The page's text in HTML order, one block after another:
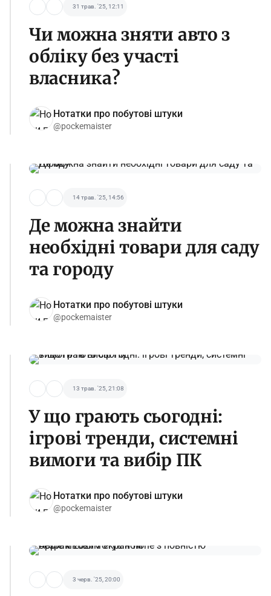
31 трав. '25, 12:11
Чи можна зняти авто з
обліку без участі
власника?
Нотатки про побутові штуки
@pockemaister
14 трав. '25, 14:56
Де можна знайти
необхідні товари для саду
та городу
Нотатки про побутові штуки
@pockemaister
13 трав. '25, 21:08
У що грають сьогодні:
ігрові тренди, системні
вимоги та вибір ПК
Нотатки про побутові штуки
@pockemaister
3 черв. '25, 20:00